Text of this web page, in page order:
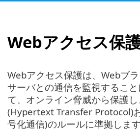
Webアクセス保
Webアクセス保護は、Webブ
サーバとの通信を監視するこ
て、オンライン脅威から保護し
(Hypertext Transfer Protocol)
号化通信)のルールに準拠します